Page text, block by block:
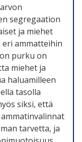
segregaation
ja miehet
ammatteihin
purku on
miehet ja
haluamilleen
tasolla
siksi, että
tarvetta, ja